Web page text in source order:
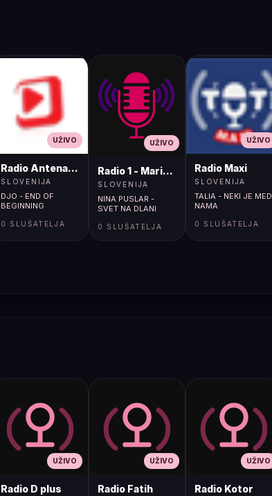
UŽIVO
Radio Antena (105.2MHz)
SLOVENIJA
DJO - END OF
BEGINNING
0 SLUŠATELJA
UŽIVO
Radio 1 - Maribor (107.9MHz)
SLOVENIJA
NINA PUSLAR -
SVET NA DLANI
0 SLUŠATELJA
UŽIVO
Radio Maxi
SLOVENIJA
TALIA - NEKI JE MED
NAMA
0 SLUŠATELJA
UŽIVO
Radio D plus
UŽIVO
Radio Fatih
UŽIVO
Radio Kotor